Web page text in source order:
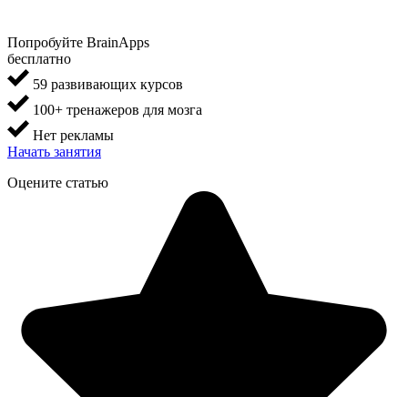
Попробуйте BrainApps
бесплатно
59 развивающих курсов
100+ тренажеров для мозга
Нет рекламы
Начать занятия
Оцените статью